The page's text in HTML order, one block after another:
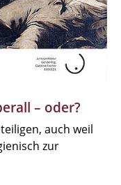
– oder?
auch weil
zur